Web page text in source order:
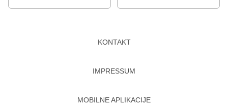
KONTAKT
IMPRESSUM
MOBILNE APLIKACIJE